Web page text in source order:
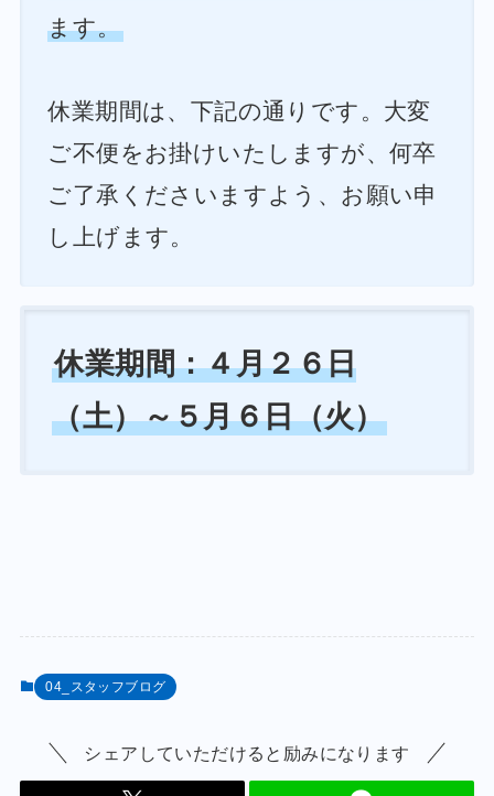
ます。
休業期間は、下記の通りです。大変
ご不便をお掛けいたしますが、何卒
ご了承くださいますよう、お願い申
し上げます。
休業期間：４月２６日
（土）～５月６日（火）
04_スタッフブログ
シェアしていただけると励みになります